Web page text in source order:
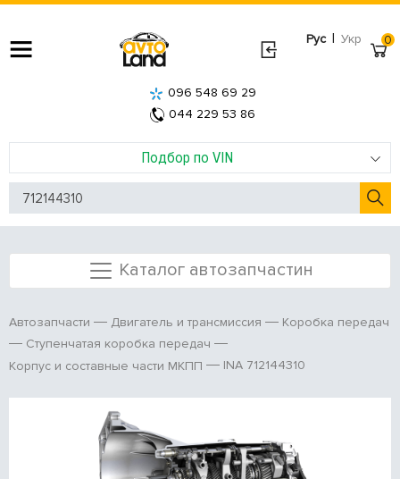
Рус | Укр
Подбор по VIN
096 548 69 29
044 229 53 86
0
Каталог автозапчастин
Автозапчасти Двигатель и трансмиссия
Коробка передач
Ступенчатая коробка передач
Корпус и составные части МКПП
INA 712144310